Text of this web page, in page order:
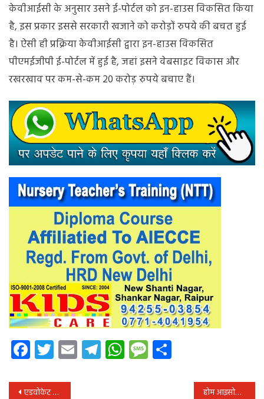
केवीआईसी के अनुसार उसने ई-पोर्टल को इन-हाउस विकसित किया
है, इस प्रकार इससे सरकारी खजाने को करोड़ों रुपये की बचत हुई
है। ऐसी ही प्रक्रिया केवीआईसी द्वारा इन-हाउस विकसित
पीएमईजीपी ई-पोर्टल में हुई है, जहां इसने वेबसाइट विकास और
रखरखाव पर कम-से-कम 20 करोड़ रुपये बचाए हैं।
Facebook
Twitter
EmailTelegram
WhatsApp
Message
पोस्ट
एडवोकेट रमाकांत मिश्रा बने असिस्टेंट साॅलिसिटर जनरल, होम आइसोलेशन के संबंध में स्वास्थ्य विभाग ने जारी की चेकलिस्ट